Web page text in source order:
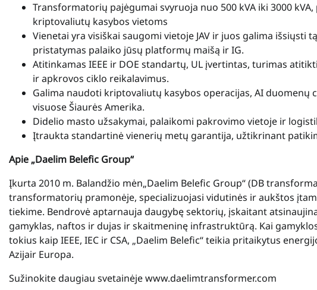
Transformatorių pajėgumai svyruoja nuo 500 kVA iki 3000
kriptovaliutų kasybos vietoms
Vienetai yra visiškai saugomi vietoje JAV ir juos galima
pristatymas palaiko jūsų platformų maišą ir IG.
Atitinkamas IEEE ir DOE standartų, UL įvertintas, turimas
ir apkrovos ciklo reikalavimus.
Galima naudoti kriptovaliutų kasybos operacijas, AI
visuoseŠiaurės Amerika.
Didelio masto užsakymai, palaikomi pakrovimo vietoje ir
Įtraukta standartinė vienerių metų garantija, užtikrinant
Apie „Daelim Belefic Group“
Įkurta 2010 m. Balandžio mėn„Daelim Belefic Group“ (DB
transformatorių pramonėje, specializuojasi vidutinės ir aukštos
tiekime. Bendrovė aptarnauja daugybę sektorių, įskaitant
gamyklas, naftos ir dujas ir skaitmeninę infrastruktūrą. Kai
tokius kaip IEEE, IEC ir CSA, „Daelim Belefic“ teikia pritaikytus
Azijair Europa.
Sužinokite daugiau svetainėje www.daelimtransformer.com